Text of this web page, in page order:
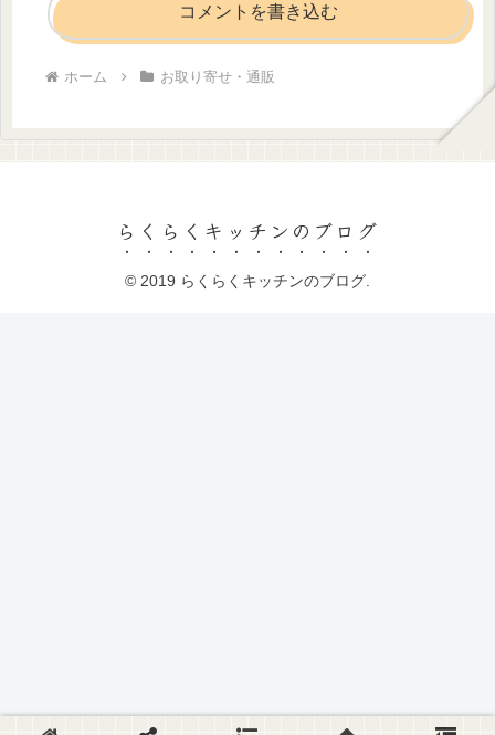
コメントを書き込む
ホーム お取り寄せ・通販
らくらくキッチンのブログ
© 2019 らくらくキッチンのブログ.